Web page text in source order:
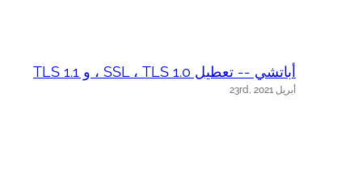
أباتشي -- تعطيل SSL ، TLS 1.0 ، و TLS 1.1